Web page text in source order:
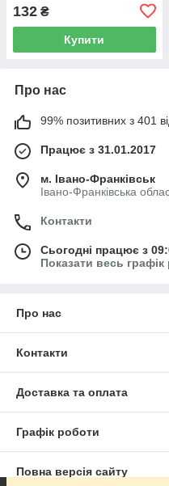
132 ₴
Купити
Про нас
99% позитивних з 401
Працює з 31.01.2017
м. Івано-Франківськ
Івано-Франківська
Контакти
Сьогодні працює з
Показати весь графік
Про нас
Контакти
Доставка та оплата
Графік роботи
Повна версія сайту